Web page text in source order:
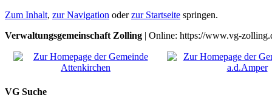
Zum Inhalt, zur Navigation oderzur Startseite springen.
Verwaltungsgemeinschaft Zolling | Online: https://www.vg-
VG Suche